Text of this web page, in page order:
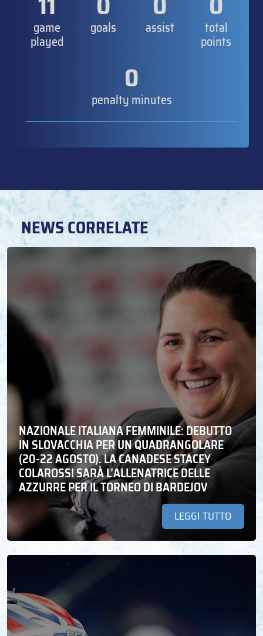
game
played
goals assist total
points
0
penalty minutes
NEWS CORRELATE
NAZIONALE ITALIANA FEMMINILE: DEBUTTO
IN SLOVACCHIA PER UN QUADRANGOLARE
(20-22 AGOSTO). LA CANADESE STACEY
COLAROSSI SARÀ L’ALLENATRICE DELLE
AZZURRE PER IL TORNEO DI BARDEJOV
LEGGI TUTTO